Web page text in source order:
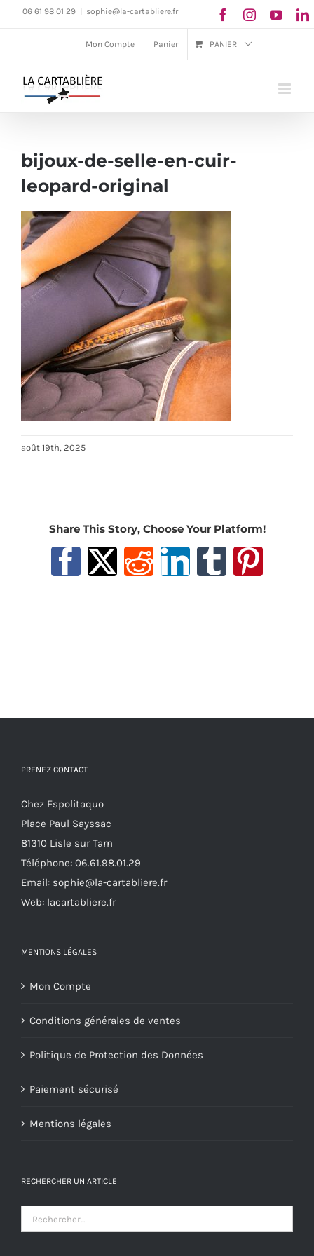
Passer06 61 98 01 29 sophie@la-cartabliere.fr
Mon Compte Panier PANIER
bijoux-de-selle-en-cuir-
leopard-original
août 19th, 2025
Share This Story, Choose Your Platform!
Facebook
X RedditLinkedIn
Tumblr
PRENEZ CONTACT
Chez Espolitaquo
Place Paul Sayssac
81310 Lisle sur Tarn
Téléphone: 06.61.98.01.29
Email: sophie@la-cartabliere.fr
Web: lacartabliere.fr
MENTIONS LÉGALES
Mon Compte
Conditions générales de ventes
Politique de Protection des Données
Paiement sécurisé
Mentions légales
RECHERCHER UN ARTICLE